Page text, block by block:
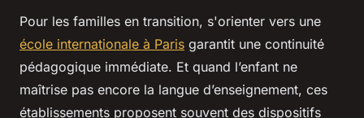
Pour les familles en transition, s'orienter vers une
école internationale à Paris garantit une continuité
pédagogique immédiate. Et quand l’enfant ne
maîtrise pas encore la langue d’enseignement, ces
établissements proposent souvent des dispositifs